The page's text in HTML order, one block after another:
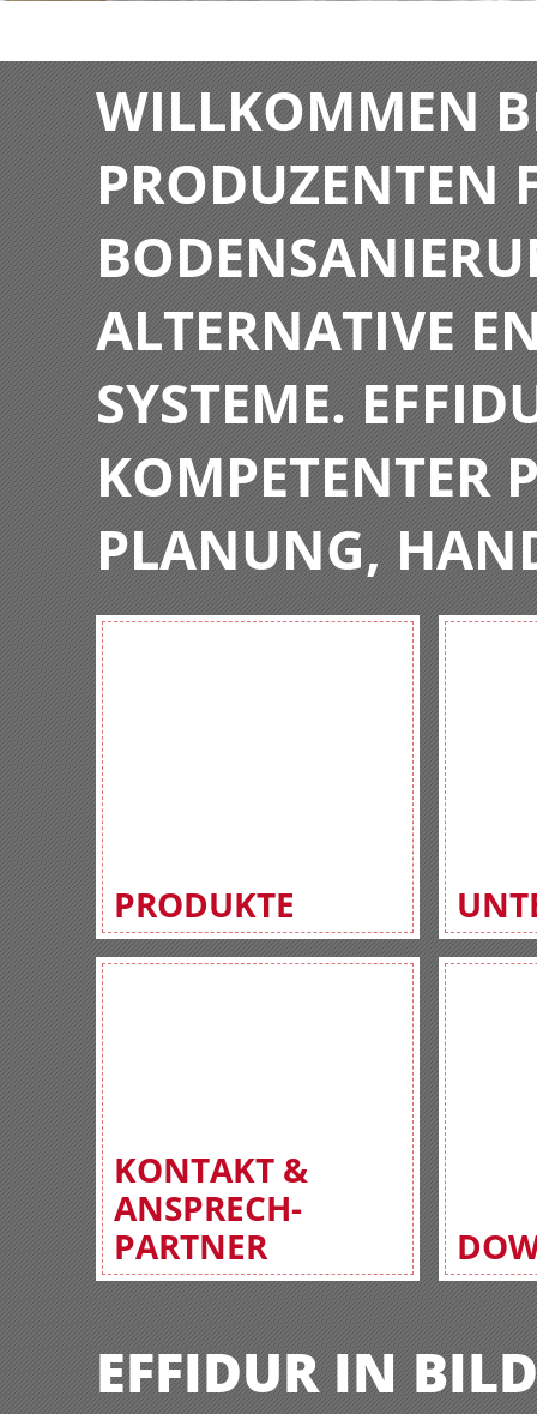
WILLKOMMEN
PRODUZENTEN
ALTERNATIVE
SYSTEME.
KOMPETENTER
PLANUNG,
PRODUKTE
KONTAKT &
ANSPRECH-
PARTNER
EFFIDUR IN